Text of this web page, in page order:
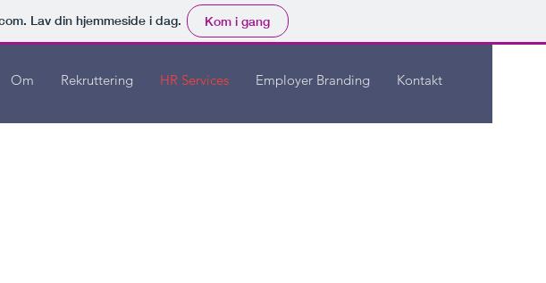
. Lav din hjemmeside i dag. Kom i gang
Om Rekruttering HR Services Employer Branding Kontakt